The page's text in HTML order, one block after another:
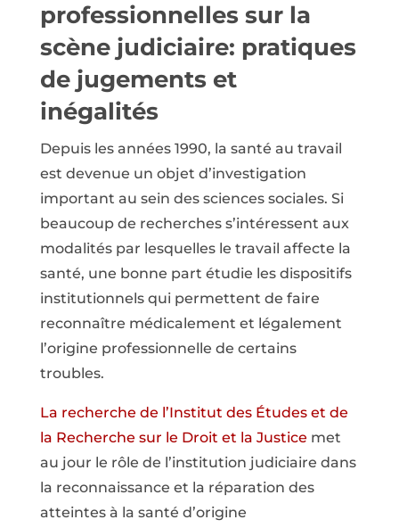
professionnelles sur la
scène judiciaire: pratiques
de jugements et
inégalités
Depuis les années 1990, la santé au travail
est devenue un objet d’investigation
important au sein des sciences sociales. Si
beaucoup de recherches s’intéressent aux
modalités par lesquelles le travail affecte la
santé, une bonne part étudie les dispositifs
institutionnels qui permettent de faire
reconnaître médicalement et légalement
l’origine professionnelle de certains
troubles.
La recherche de l’Institut des Études et de
la Recherche sur le Droit et la Justice met
au jour le rôle de l’institution judiciaire dans
la reconnaissance et la réparation des
atteintes à la santé d’origine